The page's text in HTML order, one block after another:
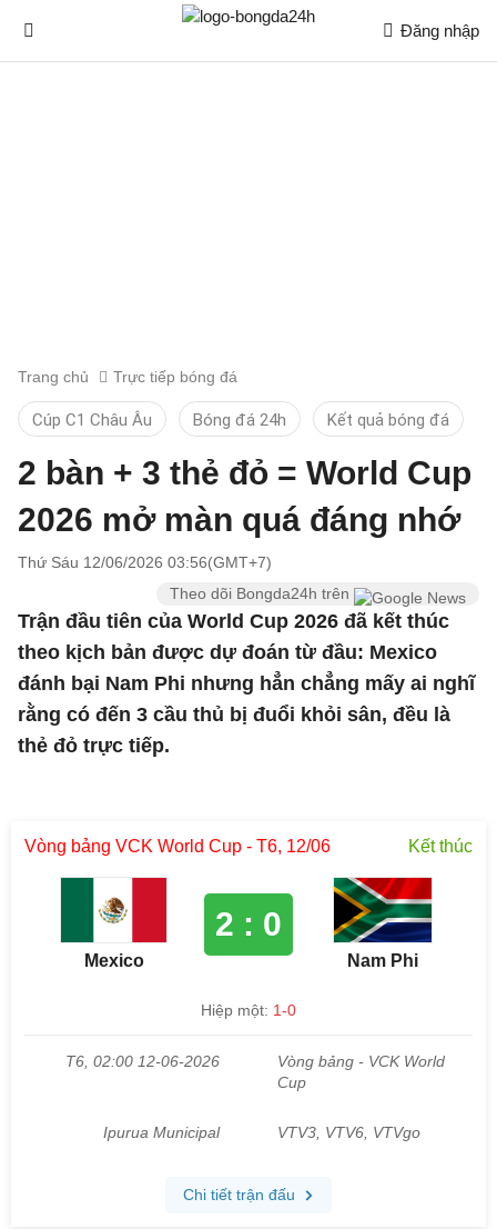
Đăng nhập
Trang chủ Trực tiếp bóng đá
Cúp C1 Châu Âu Bóng đá 24h Kết quả bóng đá
2 bàn + 3 thẻ đỏ = World Cup
2026 mở màn quá đáng nhớ
Thứ Sáu 12/06/2026 03:56(GMT+7)
Theo dõi Bongda24h trên
Trận đầu tiên của World Cup 2026 đã kết thúc
theo kịch bản được dự đoán từ đầu: Mexico
đánh bại Nam Phi nhưng hẳn chẳng mấy ai nghĩ
rằng có đến 3 cầu thủ bị đuổi khỏi sân, đều là
thẻ đỏ trực tiếp.